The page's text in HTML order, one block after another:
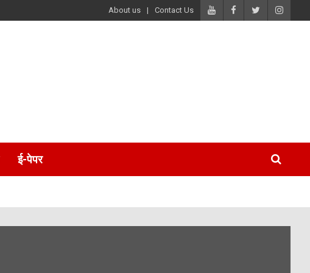
About us Contact Us
ई-पेपर